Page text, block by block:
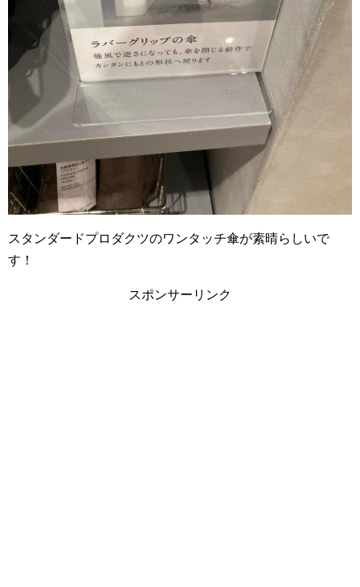
スタンダードプロダクツのワンタッチ傘が素晴らしいで
す！
スポンサーリンク